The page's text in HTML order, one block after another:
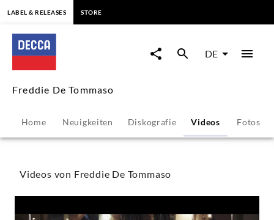
Freddie
De
Tommaso
Videos
Decca
LABEL & RELEASES STORE
DE
Freddie De Tommaso
Home Neuigkeiten Diskografie Videos Fotos
Videos von Freddie De Tommaso